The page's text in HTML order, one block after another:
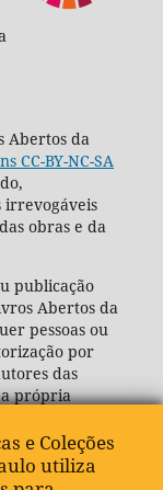
Abertos da
CC-BY-NC-SA
irrevogáveis
obras e da
publicação
Abertos da
pessoas ou
por
das
própria
e Coleções
utiliza